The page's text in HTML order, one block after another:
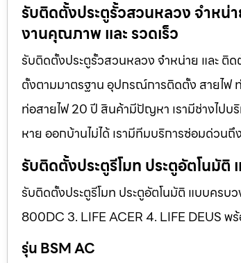
รับติดตั้งประตูรั้วสวนหลวง จำหน่
งานคุณภาพ และ รวดเร็ว
รับติดตั้งประตูรั้วสวนหลวง จำหน่าย และ ติ
ตั้งตามมาตรฐาน อุปกรณ์การติดตั้ง สายไฟ
ท่อสายไฟ 20 ปี สินค้ามีปัญหา เรามีช่างไปบ
หาย ออกบ้านไม่ได้ เรามีทีมบริการซ่อมด่วนถึ
รับติดตั้งประตูรีโมท ประตูอัตโนมัติ
รับติดตั้งประตูรีโมท ประตูอัตโนมัติ แบบครบ
800DC 3. LIFE ACER 4. LIFE DEUS พ
รุ่น BSM AC